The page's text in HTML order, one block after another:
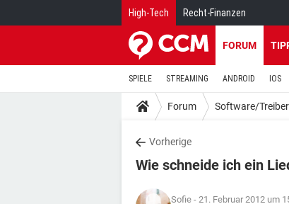
High-Tech Recht-Finanzen
FORUM
SPIELE STREAMING ANDROID IOS
Forum Software/Treiber
Vorherige
Wie schneide ich ein
Sofie - 21. Februar 2012 um